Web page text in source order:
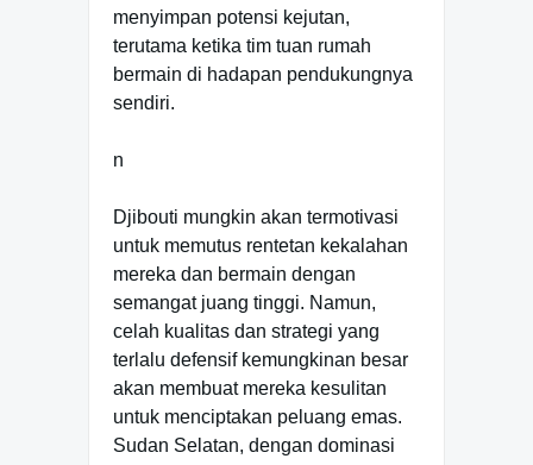
menyimpan potensi kejutan,
terutama ketika tim tuan rumah
bermain di hadapan pendukungnya
sendiri.
n
Djibouti mungkin akan termotivasi
untuk memutus rentetan kekalahan
mereka dan bermain dengan
semangat juang tinggi. Namun,
celah kualitas dan strategi yang
terlalu defensif kemungkinan besar
akan membuat mereka kesulitan
untuk menciptakan peluang emas.
Sudan Selatan, dengan dominasi